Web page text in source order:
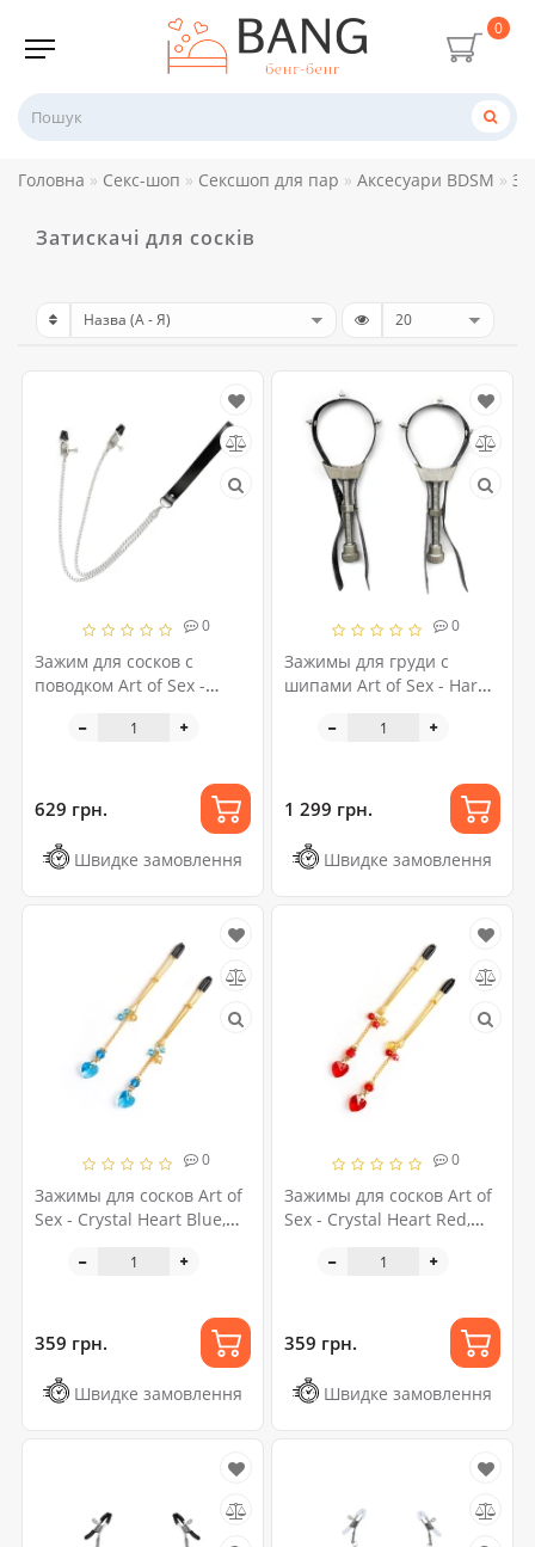
0
Головна Секс-шоп Сексшоп для пар Аксесуари BDSM
Затискачі для сосків
0
Зажим для сосков с
поводком Art of Sex -
629 грн.
Швидке замовлення
0
Зажимы для груди с
шипами Art of Sex - Hard
1 299 грн.
Швидке замовлення
0
Зажимы для сосков Art of
Sex - Crystal Heart Blue,
359 грн.
Швидке замовлення
0
Зажимы для сосков Art of
Sex - Crystal Heart Red,
359 грн.
Швидке замовлення